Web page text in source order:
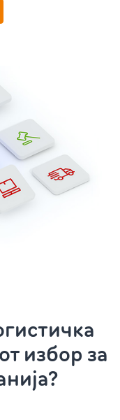
избор за